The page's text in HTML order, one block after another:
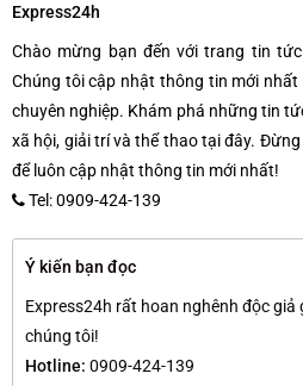
Express24h
Chào mừng bạn đến với trang tin
Chúng tôi cập nhật thông tin mới
chuyên nghiệp. Khám phá những tin
xã hội, giải trí và thể thao tại đây.
để luôn cập nhật thông tin mới nhất!
Tel: 0909-424-139
Ý kiến bạn đọc
Express24h rất hoan nghênh độc
chúng tôi!
Hotline: 0909-424-139